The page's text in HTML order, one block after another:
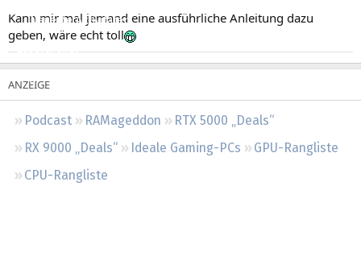
Neueste Aktivitäten
Leserartikel
Podcast RAMageddon
RTX 5000 „Deals“
RX 9000 „Deals“
Ideale Gaming-PCs
GPU-Rangliste
CPU-Rangliste
Kann mir mal jemand eine ausführliche Anleitung dazu
geben, wäre echt toll